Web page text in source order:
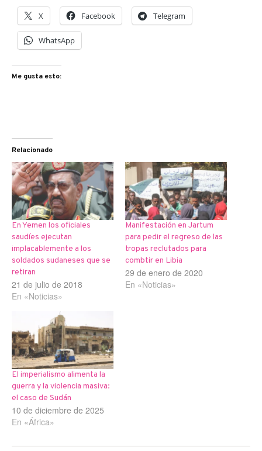
X Facebook Telegram
WhatsApp
Me gusta esto:
Relacionado
En Yemen los oficiales
saudíes ejecutan
implacablemente a los
soldados sudaneses que se
retiran
21 de julio de 2018
En «Noticias»
Manifestación en Jartum
para pedir el regreso de las
tropas reclutados para
combtir en Libia
29 de enero de 2020
En «Noticias»
El imperialismo alimenta la
guerra y la violencia masiva:
el caso de Sudán
10 de diciembre de 2025
En «África»